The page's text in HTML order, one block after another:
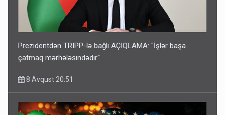
Prezidentdən TRIPP-lə bağlı AÇIQLAMA: "İşlər başa
çatmaq mərhələsindədir"
8 Avqust 20:51